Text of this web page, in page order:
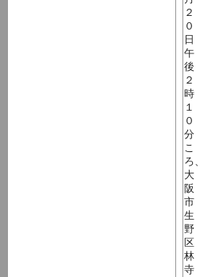
２
０
日
午
後
２
時
１
０
分
こ
ろ、
大
阪
市
生
野
区
林
寺